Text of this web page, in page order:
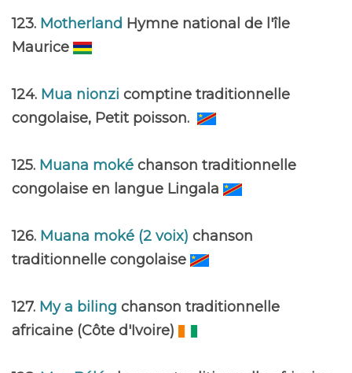
123. Motherland Hymne national de l'île
Maurice
124. Mua nionzi comptine traditionnelle
congolaise, Petit poisson.
125. Muana moké chanson traditionnelle
congolaise en langue Lingala
126. Muana moké (2 voix) chanson
traditionnelle congolaise
127. My a biling chanson traditionnelle
africaine (Côte d'Ivoire)